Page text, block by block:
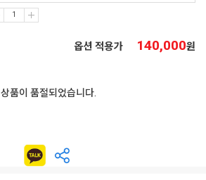
옵션 적용가 140,000원
상품이 품절되었습니다.